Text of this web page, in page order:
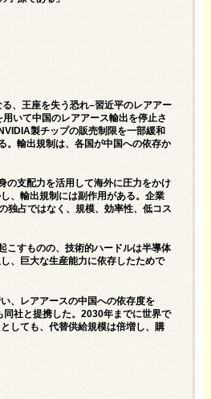
、王座を失う恐れ–習近平のレアアー
いて中国のレアアース輸出を停止さ
製チップの販売制限を一部緩和
。輸出規制は、各国が中国への依存か
の支配力を活用して海外に圧力をかけ
、輸出規制には副作用がある。企業
独占ではなく、規模、効率性、低コス
こすものの、技術的ハードルは半導体
、巨大な生産能力に依存したためで
、レアアースの中国への依存度を
社と提携した。2030年までに世界で
しても、代替供給規模は倍増し、購